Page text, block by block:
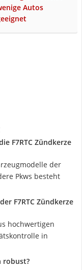
Autos
F7RTC Zündkerze
der
Pkws besteht
F7RTC Zündkerze
hochwertigen
in
robust?